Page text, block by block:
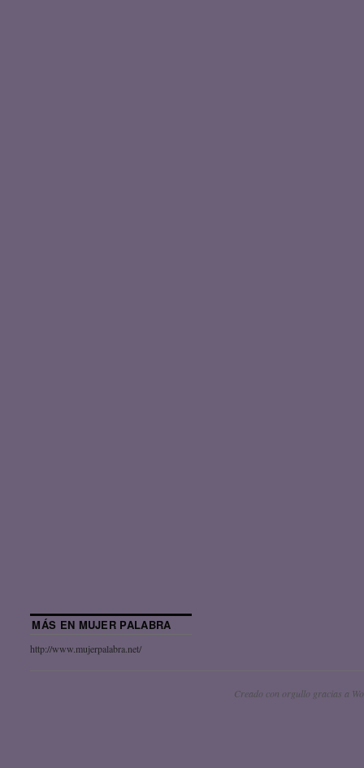
MÁS EN MUJER PALABRA
http://www.mujerpalabra.net/
Creado con orgullo gracias a